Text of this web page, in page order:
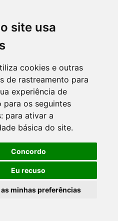
site usa
cookies e outras
de rastreamento para
experiência de
para os seguintes
para ativar a
básica do site.
Concordo
Eu recuso
minhas preferências